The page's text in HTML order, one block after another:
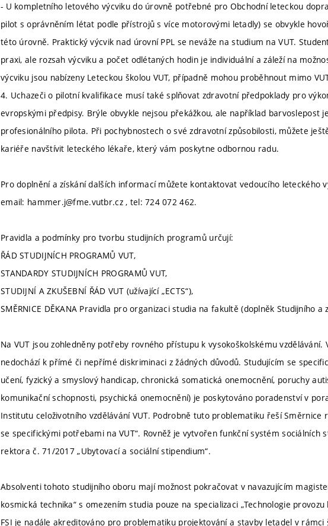
- U kompletního letového výcviku do úrovně potřebné pro Obchodní leteckou
pilot s oprávněním létat podle přístrojů s více motorovými letadly) se obvykle
této úrovně. Praktický výcvik nad úrovní PPL se neváže na studium na VUT.
praxi, ale rozsah výcviku a počet odlétaných hodin je individuální a záleží na
výcviku jsou nabízeny Leteckou školou VUT, případně mohou proběhnout mimo
4. Uchazeči o pilotní kvalifikace musí také splňovat zdravotní předpoklady pro
evropskými předpisy. Brýle obvykle nejsou překážkou, ale například barvoslepost
profesionálního pilota. Při pochybnostech o své zdravotní způsobilosti, můžete
kariéře navštívit leteckého lékaře, který vám poskytne odbornou radu.
Pro doplnění a získání dalších informací můžete kontaktovat vedoucího leteckého
email: hammer.j@fme.vutbr.cz , tel: 724 072 462.
Pravidla a podmínky pro tvorbu studijních programů určují:
ŘÁD STUDIJNÍCH PROGRAMŮ VUT,
STANDARDY STUDIJNÍCH PROGRAMŮ VUT,
STUDIJNÍ A ZKUŠEBNÍ ŘÁD VUT (užívající „ECTS“),
SMĚRNICE DĚKANA Pravidla pro organizaci studia na fakultě (doplněk Studijního a
Na VUT jsou zohledněny potřeby rovného přístupu k vysokoškolskému
nedochází k přímé či nepřímé diskriminaci z žádných důvodů. Studujícím se
učení, fyzický a smyslový handicap, chronická somatická onemocnění, poruchy
komunikační schopnosti, psychická onemocnění) je poskytováno poradenství v
Institutu celoživotního vzdělávání VUT. Podrobně tuto problematiku řeší Směrnice
se specifickými potřebami na VUT“. Rovněž je vytvořen funkční systém sociálních
rektora č. 71/2017 „Ubytovací a sociální stipendium“.
Absolventi tohoto studijního oboru mají možnost pokračovat v navazujícím
kosmická technika“ s omezením studia pouze na specializaci „Technologie
FSI je nadále akreditováno pro problematiku projektování a stavby letadel v rámci